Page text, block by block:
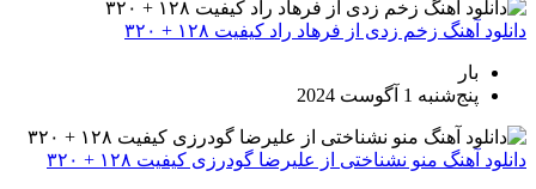
دانلود آهنگ زخم زدی از فرهاد راد کیفیت ۱۲۸ + ۳۲۰
بار
پنج‌شنبه 1 آگوست 2024
دانلود آهنگ منو نشناختی از علیرضا گودرزی کیفیت ۱۲۸ + ۳۲۰